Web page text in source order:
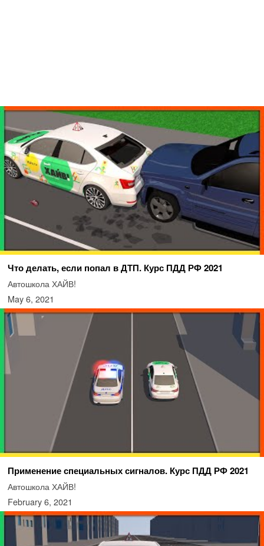
Что делать, если попал в ДТП. Курс ПДД РФ 2021
Автошкола ХАЙВ!
May 6, 2021
Применение специальных сигналов. Курс ПДД РФ 2021
Автошкола ХАЙВ!
February 6, 2021